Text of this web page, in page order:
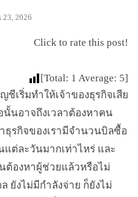
23, 2026
Click to rate this post!
[Total: 1 Average: 5]
ชีเริ่มทำให้เจ้าของธุรกิจเสีย
นั้นอาจถึงเวลาต้องหาคน
รกิจของเรามีจำนวนบิลซื้อ
ต่ละวันมากเท่าไหร่ และ
ต้องหาผู้ช่วยแล้วหรือไม่
ยังไม่มีกำลังจ่าย ก็ยังไม่